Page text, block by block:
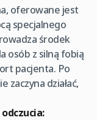
oferowane jest
specjalnego
środek
osób z silną fobią
pacjenta. Po
zaczyna działać,